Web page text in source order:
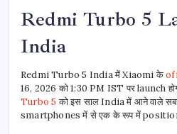
Redmi Turbo 5
India
Redmi Turbo 5 India में Xiaomi के
16, 2026 को 1:30 PM IST पर launch
Turbo 5 को इस साल India में आने वाले
smartphones में से एक के रूप में